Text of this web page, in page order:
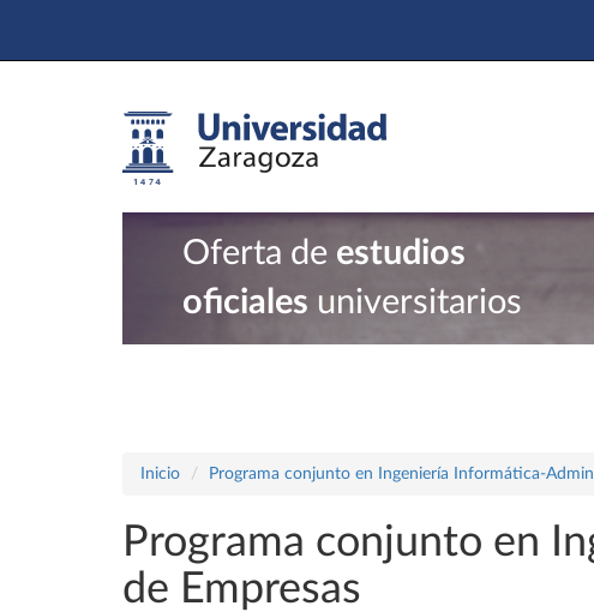
Oferta de estudios
oficiales universitarios
Inicio Programa conjunto en Ingeniería Informática-
Programa conjunto en
de Empresas